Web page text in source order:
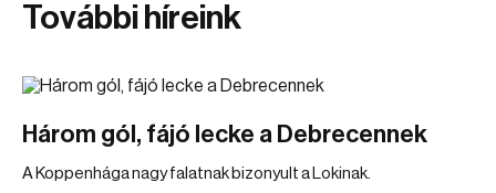
További híreink
Három gól, fájó lecke a Debrecennek
A Koppenhága nagy falatnak bizonyult a Lokinak.